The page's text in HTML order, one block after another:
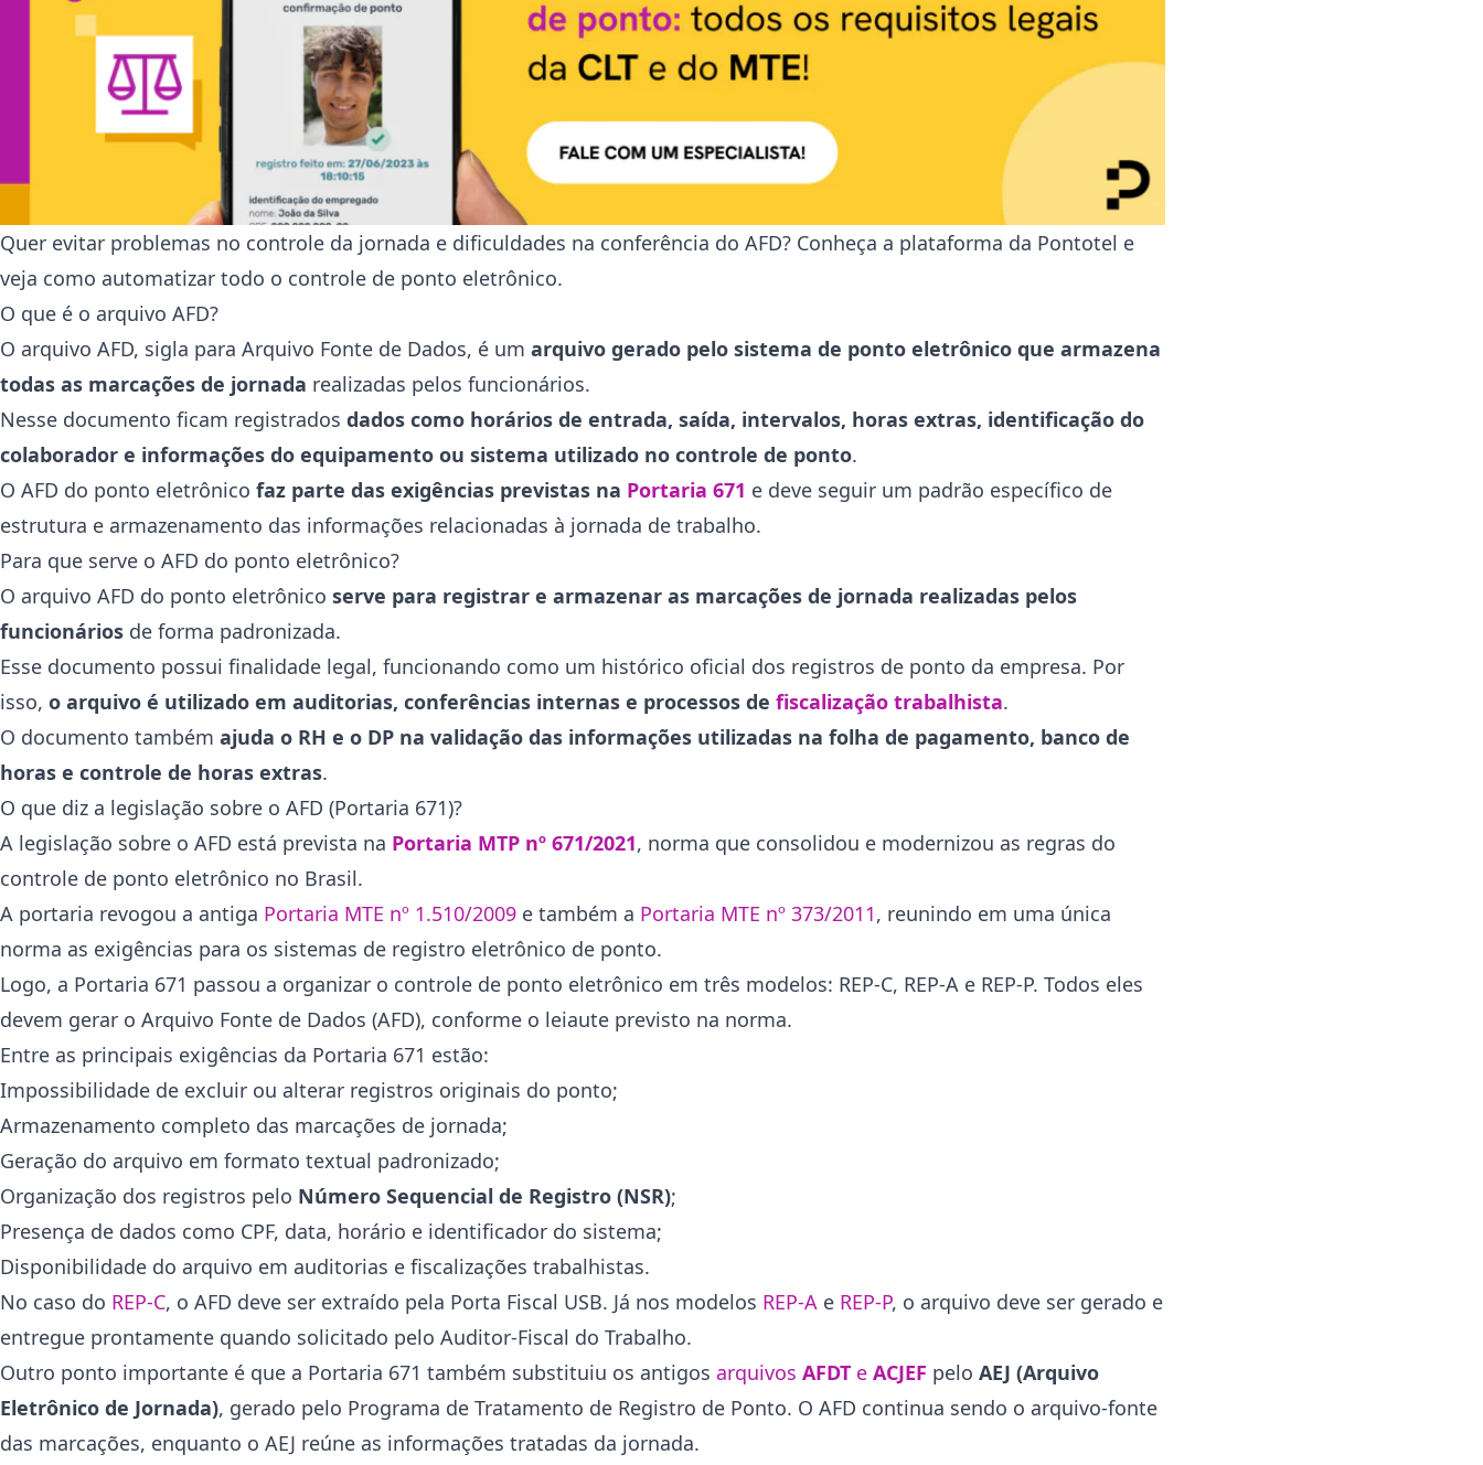
Quer evitar problemas no controle da jornada e dificuldades na conferência do AFD? Conheça a plataforma da Pontotel e
veja como automatizar todo o controle de ponto eletrônico.
O que é o arquivo AFD?
O arquivo AFD, sigla para Arquivo Fonte de Dados, é um arquivo gerado pelo sistema de ponto eletrônico que armazena
todas as marcações de jornada realizadas pelos funcionários.
Nesse documento ficam registrados dados como horários de entrada, saída, intervalos, horas extras, identificação do
colaborador e informações do equipamento ou sistema utilizado no controle de ponto.
O AFD do ponto eletrônico faz parte das exigências previstas na Portaria 671 e deve seguir um padrão específico de
estrutura e armazenamento das informações relacionadas à jornada de trabalho.
Para que serve o AFD do ponto eletrônico?
O arquivo AFD do ponto eletrônico serve para registrar e armazenar as marcações de jornada realizadas pelos
funcionários de forma padronizada.
Esse documento possui finalidade legal, funcionando como um histórico oficial dos registros de ponto da empresa. Por
isso, o arquivo é utilizado em auditorias, conferências internas e processos de fiscalização trabalhista.
O documento também ajuda o RH e o DP na validação das informações utilizadas na folha de pagamento, banco de
horas e controle de horas extras.
O que diz a legislação sobre o AFD (Portaria 671)?
A legislação sobre o AFD está prevista na Portaria MTP nº 671/2021, norma que consolidou e modernizou as regras do
controle de ponto eletrônico no Brasil.
A portaria revogou a antiga Portaria MTE nº 1.510/2009 e também a Portaria MTE nº 373/2011, reunindo em uma única
norma as exigências para os sistemas de registro eletrônico de ponto.
Logo, a Portaria 671 passou a organizar o controle de ponto eletrônico em três modelos: REP-C, REP-A e REP-P. Todos eles
devem gerar o Arquivo Fonte de Dados (AFD), conforme o leiaute previsto na norma.
Entre as principais exigências da Portaria 671 estão:
Impossibilidade de excluir ou alterar registros originais do ponto;
Armazenamento completo das marcações de jornada;
Geração do arquivo em formato textual padronizado;
Organização dos registros pelo Número Sequencial de Registro (NSR);
Presença de dados como CPF, data, horário e identificador do sistema;
Disponibilidade do arquivo em auditorias e fiscalizações trabalhistas.
No caso do REP-C, o AFD deve ser extraído pela Porta Fiscal USB. Já nos modelos REP-A e REP-P, o arquivo deve ser gerado e
entregue prontamente quando solicitado pelo Auditor-Fiscal do Trabalho.
Outro ponto importante é que a Portaria 671 também substituiu os antigos arquivos AFDT e ACJEF pelo AEJ (Arquivo
Eletrônico de Jornada), gerado pelo Programa de Tratamento de Registro de Ponto. O AFD continua sendo o arquivo-fonte
das marcações, enquanto o AEJ reúne as informações tratadas da jornada.